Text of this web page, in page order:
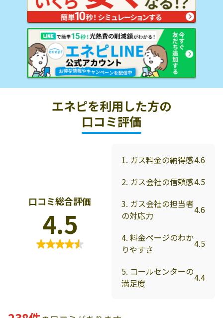
エネピを利用した方の
口コミ評価
口コミ総合評価
4.5
1. ガス料金の納得感4.6
2. ガス会社の信頼感4.5
3. ガス会社の担当者
の対応力
4.6
4. 料金ページのわか
りやすさ
4.5
5. コールセンターの
満足度
4.4